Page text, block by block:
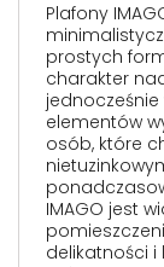
Plafony
prostych
charakter
elementów
osób, które
IMAGO jest
delikatności i